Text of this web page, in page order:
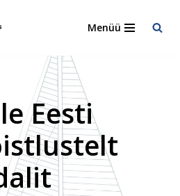
Menüü
Eesti